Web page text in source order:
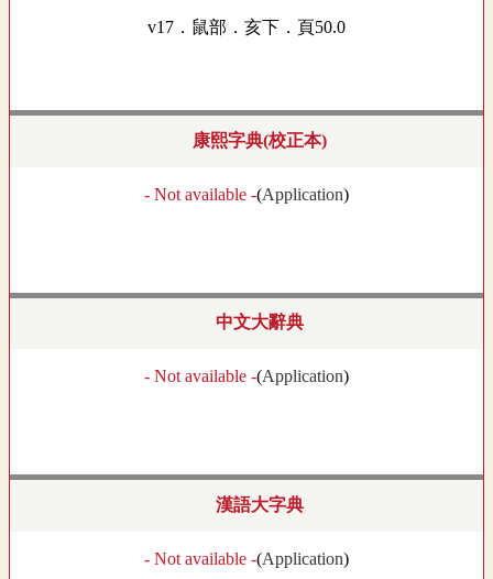
v17．鼠部．亥下．頁50.0
康熙字典(校正本)
- Not available -(Application)
中文大辭典
- Not available -(Application)
漢語大字典
- Not available -(Application)